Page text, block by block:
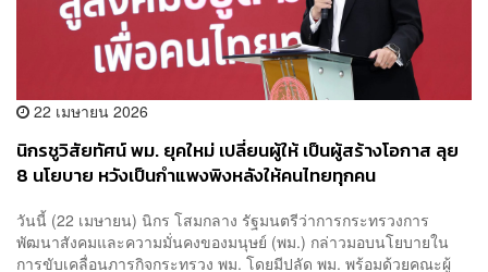
22 เมษายน 2026
นิกรชูวิสัยทัศน์ พม. ยุคใหม่ เปลี่ยนผู้ให้ เป็นผู้สร้างโอกาส ลุย
8 นโยบาย หวังเป็นกำแพงพิงหลังให้คนไทยทุกคน
วันนี้ (22 เมษายน) นิกร โสมกลาง รัฐมนตรีว่าการกระทรวงการ
พัฒนาสังคมและความมั่นคงของมนุษย์ (พม.) กล่าวมอบนโยบายใน
การขับเคลื่อนภารกิจกระทรวง พม. โดยมีปลัด พม. พร้อมด้วยคณะผู้